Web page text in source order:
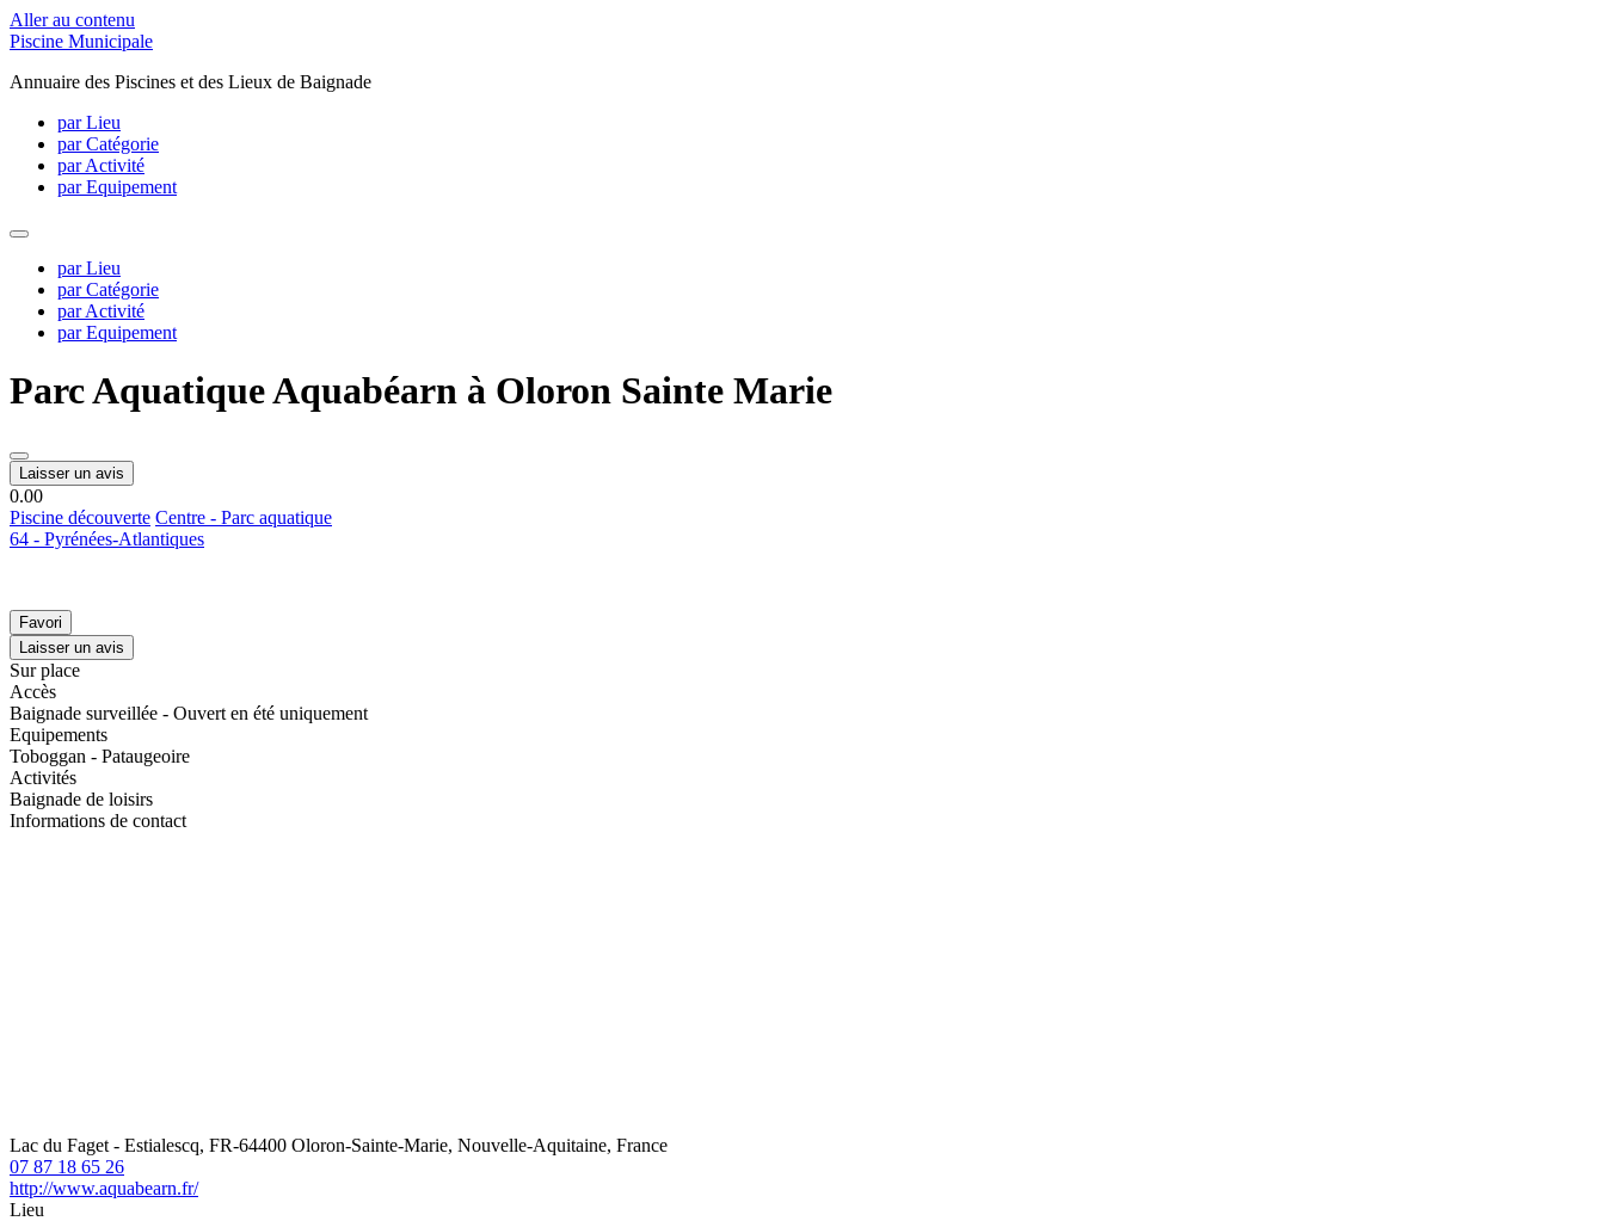
Aller au contenu
Piscine Municipale
Annuaire des Piscines et des Lieux de Baignade
par Lieu
par Catégorie
par Activité
par Equipement
par Lieu
par Catégorie
par Activité
par Equipement
Parc Aquatique Aquabéarn à Oloron Sainte Marie
Laisser un avis
0.00
Piscine découverte Centre - Parc aquatique
64 - Pyrénées-Atlantiques
Favori
Laisser un avis
Sur place
Accès
Baignade surveillée - Ouvert en été uniquement
Equipements
Toboggan - Pataugeoire
Activités
Baignade de loisirs
Informations de contact
Lac du Faget - Estialescq, FR-64400 Oloron-Sainte-Marie, Nouvelle-Aquitaine, France
07 87 18 65 26
http://www.aquabearn.fr/
Lieu